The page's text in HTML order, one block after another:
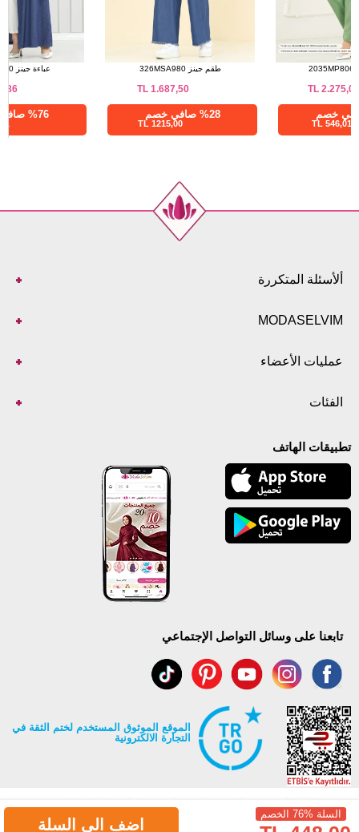
السلة %76 الخصم
اضف الى السلة
ألأسئلة المتكررة
MODASELVIM
عمليات الأعضاء
الفئات
تطبيقات الهاتف
تابعنا على وسائل التواصل الإجتماعي
الموقع الموثوق المستخدم لختم الثقة في
التجارة الالكترونية